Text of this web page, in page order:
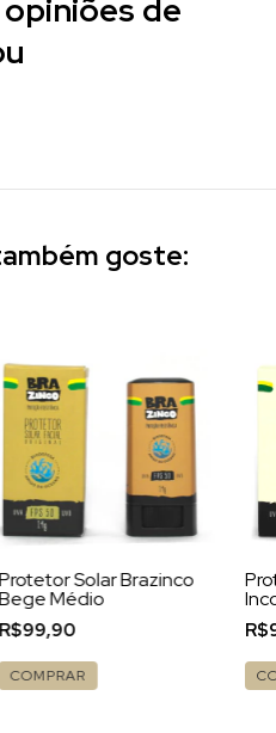
de
goste:
Protetor Solar Brazinco
Bege Médio
R$99,90
COMPRAR